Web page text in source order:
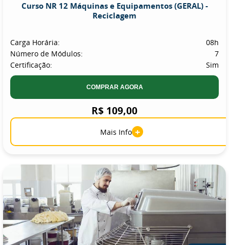
Curso NR 12 Máquinas e Equipamentos (GERAL) -
Reciclagem
Carga Horária:
08h
Número de Módulos:
7
Certificação:
Sim
COMPRAR AGORA
R$ 109,00
Mais Info +